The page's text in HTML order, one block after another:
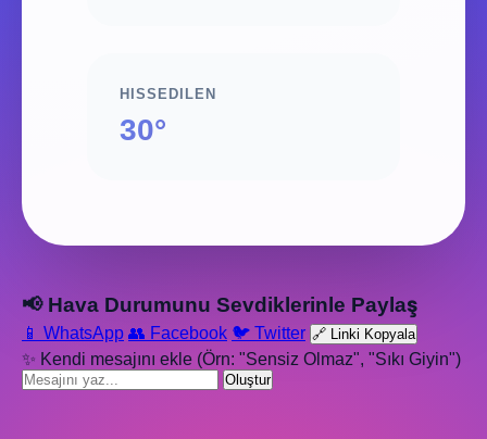
HISSEDILEN
30°
📢 Hava Durumunu Sevdiklerinle Paylaş
📱 WhatsApp 👥 Facebook 🐦 Twitter 🔗 Linki Kopyala
✨ Kendi mesajını ekle (Örn: "Sensiz Olmaz", "Sıkı Giyin")
Oluştur